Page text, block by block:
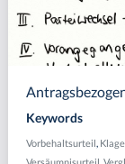
Keywords
Vorbehaltsurteil,